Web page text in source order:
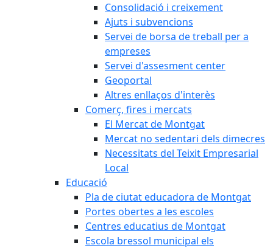
Consolidació i creixement
Ajuts i subvencions
Servei de borsa de treball per a
empreses
Servei d'assesment center
Geoportal
Altres enllaços d'interès
Comerç, fires i mercats
El Mercat de Montgat
Mercat no sedentari dels dimecres
Necessitats del Teixit Empresarial
Local
Educació
Pla de ciutat educadora de Montgat
Portes obertes a les escoles
Centres educatius de Montgat
Escola bressol municipal els